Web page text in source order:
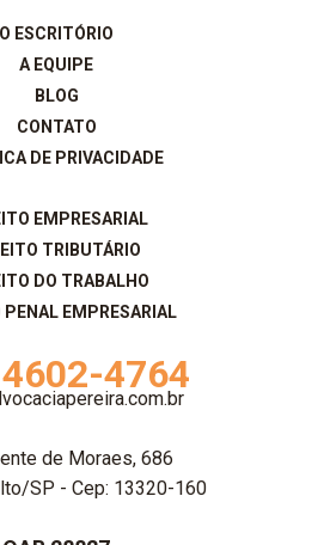
O ESCRITÓRIO
A EQUIPE
BLOG
CONTATO
DE PRIVACIDADE
EMPRESARIAL
TRIBUTÁRIO
DO TRABALHO
PENAL EMPRESARIAL
4764
de Moraes, 686
SP - Cep: 13320-160